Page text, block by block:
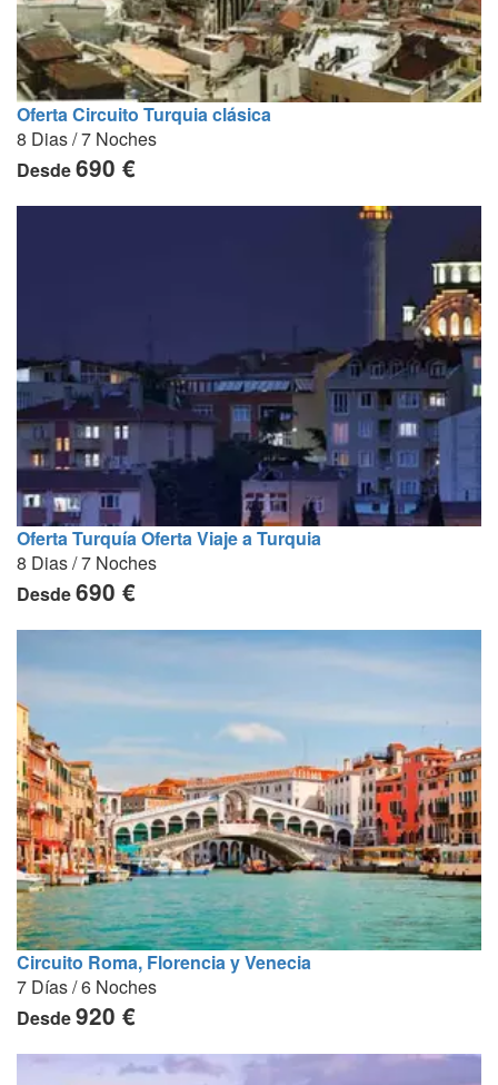
Oferta Circuito Turquia clásica
8 Dias / 7 Noches
Desde690 €
Oferta Turquía Oferta Viaje a Turquia
8 Dias / 7 Noches
Desde690 €
Circuito Roma, Florencia y Venecia
7 Días / 6 Noches
Desde920 €